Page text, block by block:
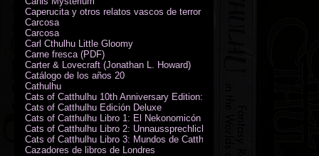
Caperucita y otros relatos vascos de terror (M. Rodríguez)
Carcosa
Carcosa
Carl Cthulhu Little Gloomy
Carne fresca (PDF)
Carter & Lovecraft (Jonathan L. Howard)
Catálogo de los años 20
Cathulhu
Cats of Catthulhu 10th Anniversary Edition: Quick Start Rules
Cats of Catthulhu Edición Deluxe
Cats of Catthulhu Libro 1: El Nekonomicón
Cats of Catthulhu Libro 2: Unnaussprechlichen Katzen
Cats of Catthulhu Libro 3: Mundos de Catthulhu
Cazadores de libros de Londres